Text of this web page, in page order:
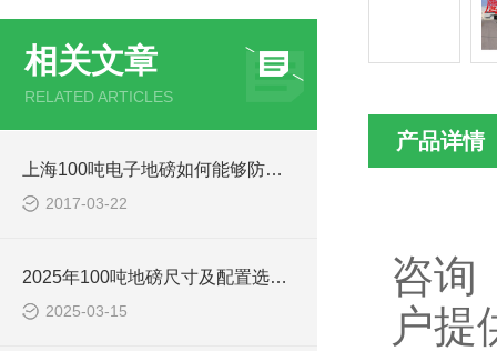
相关文章
RELATED ARTICLES
上海100吨电子地磅如何能够防雷，防水
2017-03-22
2025年100吨地磅尺寸及配置选择标准
2025-03-15
产品详情
咨询
户